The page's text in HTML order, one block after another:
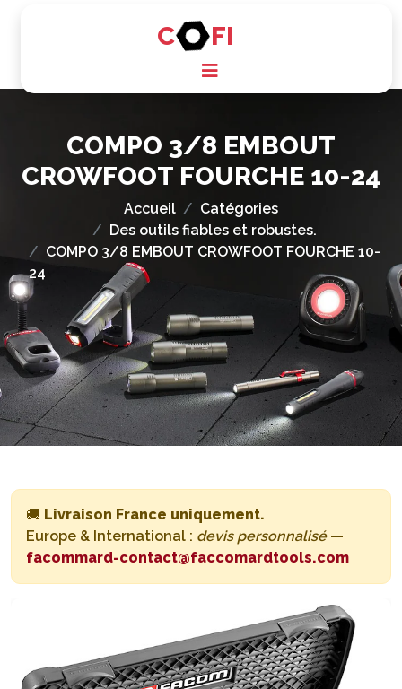
C FI
COMPO 3/8 EMBOUT
CROWFOOT FOURCHE 10-24
Accueil
Catégories
Des outils fiables et robustes.
COMPO 3/8 EMBOUT CROWFOOT FOURCHE 10-
24
🚚 Livraison France uniquement.
Europe & International : devis personnalisé—
facommard-contact@faccomardtools.com